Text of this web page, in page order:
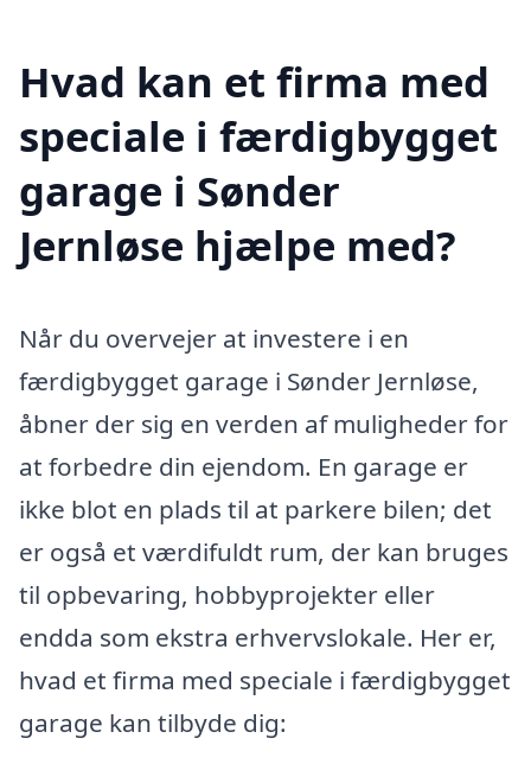
Hvad kan et firma med
speciale i færdigbygget
garage i Sønder
Jernløse hjælpe med?
Når du overvejer at investere i en
færdigbygget garage i Sønder Jernløse,
åbner der sig en verden af muligheder for
at forbedre din ejendom. En garage er
ikke blot en plads til at parkere bilen; det
er også et værdifuldt rum, der kan bruges
til opbevaring, hobbyprojekter eller
endda som ekstra erhvervslokale. Her er,
hvad et firma med speciale i færdigbygget
garage kan tilbyde dig: